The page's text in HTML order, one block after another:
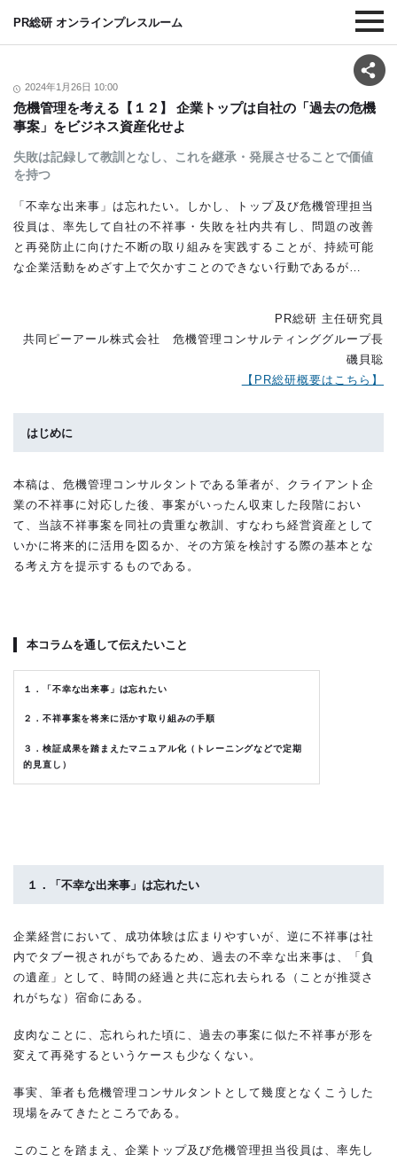
PR総研 オンラインプレスルーム
2024年1月26日 10:00
危機管理を考える【１２】 企業トップは自社の「過去の危機
事案」をビジネス資産化せよ
失敗は記録して教訓となし、これを継承・発展させることで価値
を持つ
「不幸な出来事」は忘れたい。しかし、トップ及び危機管理担当
役員は、率先して自社の不祥事・失敗を社内共有し、問題の改善
と再発防止に向けた不断の取り組みを実践することが、持続可能
な企業活動をめざす上で欠かすことのできない行動であるが…
PR総研 主任研究員
共同ピーアール株式会社 危機管理コンサルティンググループ長
磯貝聡
【PR総研概要はこちら】
はじめに
本稿は、危機管理コンサルタントである筆者が、クライアント企
業の不祥事に対応した後、事案がいったん収束した段階におい
て、当該不祥事案を同社の貴重な教訓、すなわち経営資産として
いかに将来的に活用を図るか、その方策を検討する際の基本とな
る考え方を提示するものである。
本コラムを通して伝えたいこと
１．「不幸な出来事」は忘れたい
２．不祥事案を将来に活かす取り組みの手順
３．検証成果を踏まえたマニュアル化（トレーニングなどで定期
的見直し）
１．「不幸な出来事」は忘れたい
企業経営において、成功体験は広まりやすいが、逆に不祥事は社
内でタブー視されがちであるため、過去の不幸な出来事は、「負
の遺産」として、時間の経過と共に忘れ去られる（ことが推奨さ
れがちな）宿命にある。
皮肉なことに、忘れられた頃に、過去の事案に似た不祥事が形を
変えて再発するというケースも少なくない。
事実、筆者も危機管理コンサルタントとして幾度となくこうした
現場をみてきたところである。
このことを踏まえ、企業トップ及び危機管理担当役員は、率先し